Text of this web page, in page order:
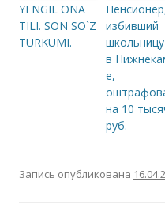
YENGIL ONA
TILI. SON SO`Z
TURKUMI.
избивший
школьницу
в
е,
на 10
руб.
Запись опубликована